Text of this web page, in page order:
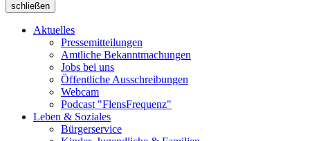
schließen
Aktuelles
Pressemitteilungen
Amtliche Bekanntmachungen
Jobs bei uns
Öffentliche Ausschreibungen
Webcam
Podcast "FlensFrequenz"
Leben & Soziales
Bürgerservice